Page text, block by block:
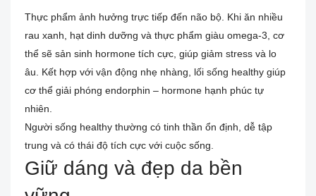
Thực phẩm ảnh hưởng trực tiếp đến não bộ. Khi ăn nhiều
rau xanh, hạt dinh dưỡng và thực phẩm giàu omega-3, cơ
thể sẽ sản sinh hormone tích cực, giúp giảm stress và lo
âu. Kết hợp với vận động nhẹ nhàng, lối sống healthy giúp
cơ thể giải phóng endorphin – hormone hạnh phúc tự
nhiên.
Người sống healthy thường có tinh thần ổn định, dễ tập
trung và có thái độ tích cực với cuộc sống.
Giữ dáng và đẹp da bền